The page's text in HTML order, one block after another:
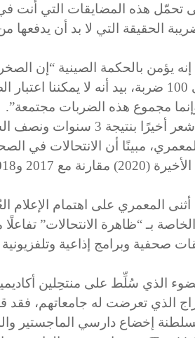
تحمّل هذه المضايقات التي أنت
الحقيقة التي لا بد أن يدفعها
يؤمن بالحكمة الصينية “إن
وجه الفأس حتى 100 ضربة، بيد أنه لا يمكننا
مجموع هذه الضربات مجتمعة”.
“وبالفعل بدأتُ أشعر أخيرًا
مبينًا أن الانتحالات في
مع 2017 و2018.
المعمري على اهتمام الإعلام
بـ “ظاهرة الانتحالات”
صحفية وبرامج إذاعية
الذي سُلِّط على منتحِلين
الذي تعرضت له جامعاتهم،
إخضاع دارسي الماجستير